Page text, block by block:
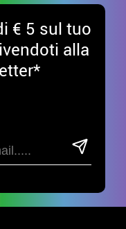
€ 5 sul tuo
alla